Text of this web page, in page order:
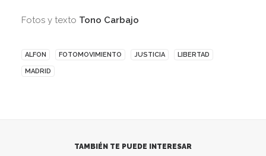
Fotos y texto Tono Carbajo
ALFON FOTOMOVIMIENTO JUSTICIA LIBERTAD
MADRID
TAMBIÉN TE PUEDE INTERESAR